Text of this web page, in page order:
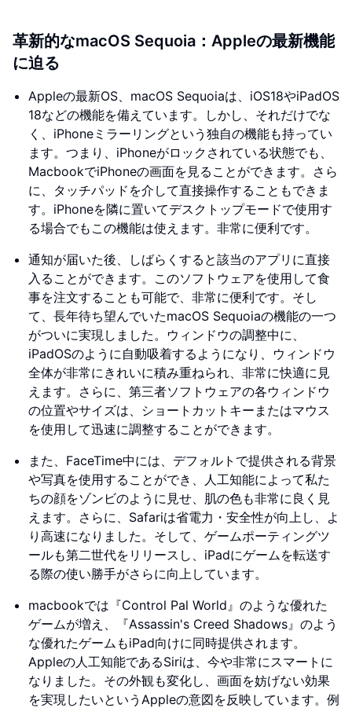
革新的なmacOS Sequoia：Appleの最新機能
に迫る
Appleの最新OS、macOS Sequoiaは、iOS18やiPadOS
18などの機能を備えています。しかし、それだけでな
く、iPhoneミラーリングという独自の機能も持ってい
ます。つまり、iPhoneがロックされている状態でも、
MacbookでiPhoneの画面を見ることができます。さら
に、タッチパッドを介して直接操作することもできま
す。iPhoneを隣に置いてデスクトップモードで使用す
る場合でもこの機能は使えます。非常に便利です。
通知が届いた後、しばらくすると該当のアプリに直接
入ることができます。このソフトウェアを使用して食
事を注文することも可能で、非常に便利です。そし
て、長年待ち望んでいたmacOS Sequoiaの機能の一つ
がついに実現しました。ウィンドウの調整中に、
iPadOSのように自動吸着するようになり、ウィンドウ
全体が非常にきれいに積み重ねられ、非常に快適に見
えます。さらに、第三者ソフトウェアの各ウィンドウ
の位置やサイズは、ショートカットキーまたはマウス
を使用して迅速に調整することができます。
また、FaceTime中には、デフォルトで提供される背景
や写真を使用することができ、人工知能によって私た
ちの顔をゾンビのように見せ、肌の色も非常に良く見
えます。さらに、Safariは省電力・安全性が向上し、よ
り高速になりました。そして、ゲームポーティングツ
ールも第二世代をリリースし、iPadにゲームを転送す
る際の使い勝手がさらに向上しています。
macbookでは『Control Pal World』のような優れた
ゲームが増え、『Assassin's Creed Shadows』のよう
な優れたゲームもiPad向けに同時提供されます。
Appleの人工知能であるSiriは、今や非常にスマートに
なりました。その外観も変化し、画面を妨げない効果
を実現したいというAppleの意図を反映しています。例